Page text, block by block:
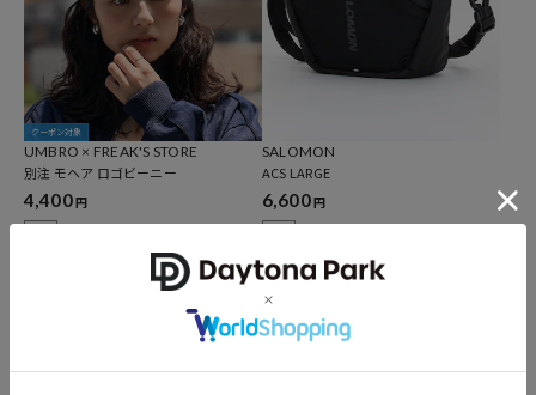
クーポン対象
UMBRO × FREAK'S STORE
別注 モヘア ロゴビーニー
4,400円
SALOMON
ACS LARGE
6,600円